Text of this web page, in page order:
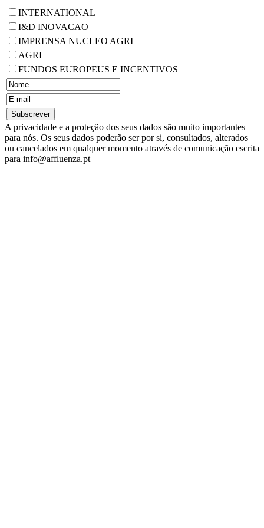
INTERNATIONAL
I&D INOVACAO
IMPRENSA NUCLEO AGRI
AGRI
FUNDOS EUROPEUS E INCENTIVOS
A privacidade e a proteção dos seus dados são muito importantes
para nós. Os seus dados poderão ser por si, consultados, alterados
ou cancelados em qualquer momento através de comunicação escrita
para info@affluenza.pt